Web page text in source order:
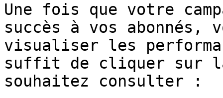
Une fois que votre
succès à vos abonnés,
visualiser les
suffit de cliquer sur la
souhaitez consulter :